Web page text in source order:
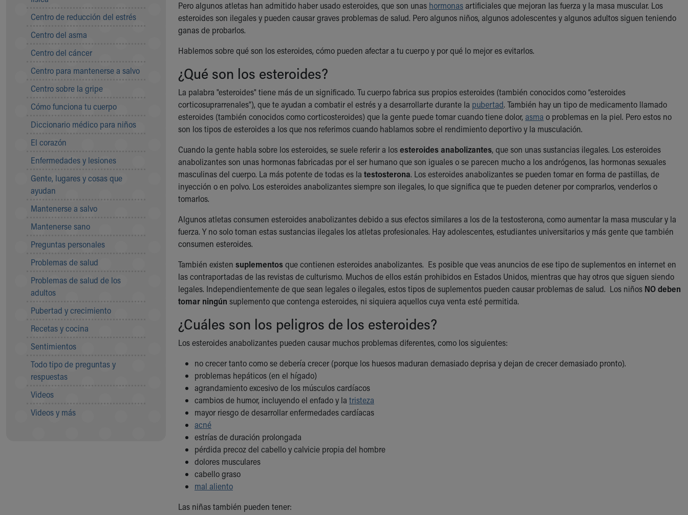
Symptom Checker
Financial Services
Price Estimates
Sports Health Services Provider for Akron Zips
New Parents
Find a Pediatrics Location
Find a Pediatrician
MyChart
Breastfeeding Medicine
Child Passenger Safety
Safe Sleep
About Akron Children's Pediatrics
Who We Are
Our Mission, Vision, Promise
Calendar of Events
Community Mission
Connect With Us
Our Culture of Caring
Newsroom
Our Leadership
Unity and Engagement
Women's Board
More childhood, please.™
Cincinnati Children's
Your Visit
Directions
Doggie Brigade
Centro de reducción del estrés
Centro del asma
Centro del cáncer
Centro para mantenerse a salvo
Centro sobre la gripe
Cómo funciona tu cuerpo
Diccionario médico para niños
El corazón
Enfermedades y lesiones
Gente, lugares y cosas que
ayudan
Mantenerse a salvo
Mantenerse sano
Preguntas personales
Problemas de salud
Problemas de salud de los
adultos
Pubertad y crecimiento
Recetas y cocina
Sentimientos
Todo tipo de preguntas y
respuestas
Videos
Videos y más
Pero algunos atletas han admitido haber usado esteroides, que son unas hormonasartificiales que mejoran las fuerza y la masa muscular. Los
esteroides son ilegales y pueden causar graves problemas de salud. Pero algunos niños, algunos adolescentes y algunos adultos siguen teniendo
ganas de probarlos.
Hablemos sobre qué son los esteroides, cómo pueden afectar a tu cuerpo y por qué lo mejor es evitarlos.
¿Qué son los esteroides?
La palabra "esteroides" tiene más de un significado. Tu cuerpo fabrica sus propios esteroides (también conocidos como “esteroides
corticosuprarrenales”), que te ayudan a combatir el estrés y a desarrollarte durante la pubertad. También hay un tipo de medicamento llamado
esteroides (también conocidos como corticosteroides) que la gente puede tomar cuando tiene dolor, asma o problemas en la piel. Pero estos no
son los tipos de esteroides a los que nos referimos cuando hablamos sobre el rendimiento deportivo y la musculación.
Cuando la gente habla sobre los esteroides, se suele referir a losesteroides anabolizantes, que son unas sustancias ilegales. Los esteroides
anabolizantes son unas hormonas fabricadas por el ser humano que son iguales o se parecen mucho a los andrógenos, las hormonas sexuales
masculinas del cuerpo. La más potente de todas es la testosterona. Los esteroides anabolizantes se pueden tomar en forma de pastillas, de
inyección o en polvo. Los esteroides anabolizantes siempre son ilegales, lo que significa que te pueden detener por comprarlos, venderlos o
tomarlos.
Algunos atletas consumen esteroides anabolizantes debido a sus efectos similares a los de la testosterona, como aumentar la masa muscular y la
fuerza. Y no solo toman estas sustancias ilegales los atletas profesionales. Hay adolescentes, estudiantes universitarios y más gente que también
consumen esteroides.
También existen suplementos que contienen esteroides anabolizantes. Es posible que veas anuncios de ese tipo de suplementos en internet en
las contraportadas de las revistas de culturismo. Muchos de ellos están prohibidos en Estados Unidos, mientras que hay otros que siguen siendo
legales. Independientemente de que sean legales o ilegales, estos tipos de suplementos pueden causar problemas de salud. Los niños NO deben
tomar ningún suplemento que contenga esteroides, ni siquiera aquellos cuya venta esté permitida.
¿Cuáles son los peligros de los esteroides?
Los esteroides anabolizantes pueden causar muchos problemas diferentes, como los siguientes:
no crecer tanto como se debería crecer (porque los huesos maduran demasiado deprisa y dejan de crecer demasiado pronto).
problemas hepáticos (en el hígado)
agrandamiento excesivo de los músculos cardíacos
cambios de humor, incluyendo el enfado y la tristeza
mayor riesgo de desarrollar enfermedades cardíacas
acné
estrías de duración prolongada
pérdida precoz del cabello y calvicie propia del hombre
dolores musculares
cabello graso
mal aliento
Las niñas también pueden tener: